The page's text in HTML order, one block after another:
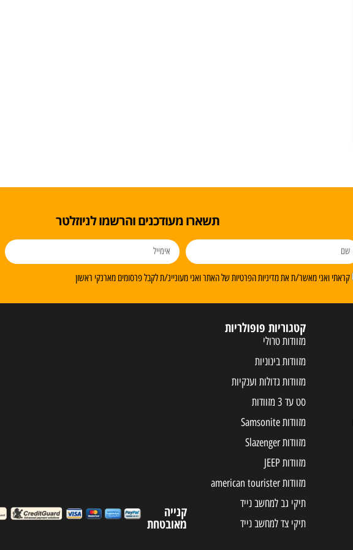
תשארו מעודכנים והרשמו לניוזלטר
קראתי ואני מאשר/ת את מדיניות הפרטיות של האתר ואני מעוניינ/ת לקבל פרסומים מארנקי ראשון
קטגוריות פופולריות
מזוודות טרולי
מזוודות בינוניות
מזוודות גדולות וענקיות
סט עד 3 מזוודות
מזוודות Samsonite
מזוודות Slazenger
מזוודות JEEP
מזוודות american tourister
תיקי גב למחשב נייד
תיקי צד למחשב נייד
קנייה
מאובטחת